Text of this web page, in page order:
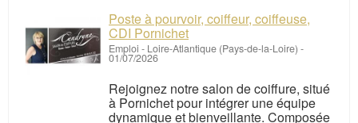
Poste à pourvoir, coiffeur, coiffeuse,
CDI Pornichet
Emploi - Loire-Atlantique (Pays-de-la-Loire) -
01/07/2026
Rejoignez notre salon de coiffure, situé
à Pornichet pour intégrer une équipe
dynamique et bienveillante. Composée